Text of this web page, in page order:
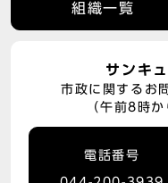
組織一覧
サンキ
市政に関するお
（午前8時
電話番号